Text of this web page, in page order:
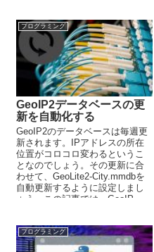
プログラミング
GeoIP2データベースの更
新を自動化する
GeoIP2のデータベースは毎週更
新されます。IPアドレスの所在
位置がコロコロ変わるというこ
となのでしょう。その更新に合
わせて、GeoLite2-City.mmdbを
自動更新するように設定しまし
ょう。この記事では、GeoIP
プログラミング